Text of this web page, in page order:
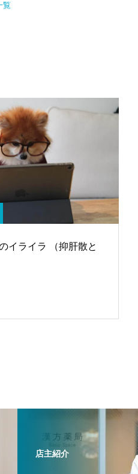
覧
イライラ （抑肝散と
店主紹介